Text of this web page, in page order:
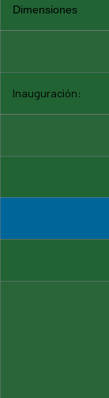
Dimensiones
Inauguración: